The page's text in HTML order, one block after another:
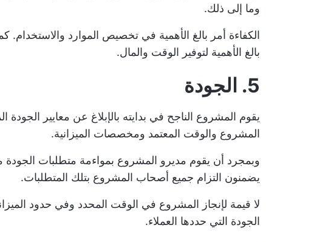
وما إلى ذلك.
الكفاءة أمر بالغ الأهمية في تخصيص الموارد والاستخدام.
بالغ الأهمية لتوفير الوقت والمال.
5. الجودة
يقوم المشروع الناجح في بدايته بالإبلاغ عن معايير
المشروع والوقت المعتمد ومخصصات الميزانية.
وبمجرد أن يقوم مديرو المشروع بمواءمة متطلبات
يضمنون التزام جميع أصحاب المشروع بتلك المتطلبات.
لا قيمة لإنجاز المشروع في الوقت المحدد وفي حدود
الجودة التي حددها العملاء.